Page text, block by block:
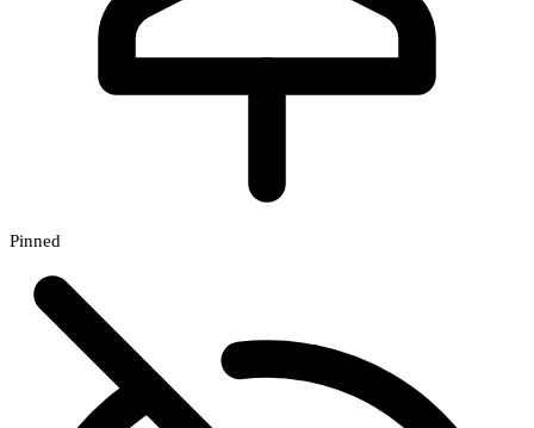
Pinned